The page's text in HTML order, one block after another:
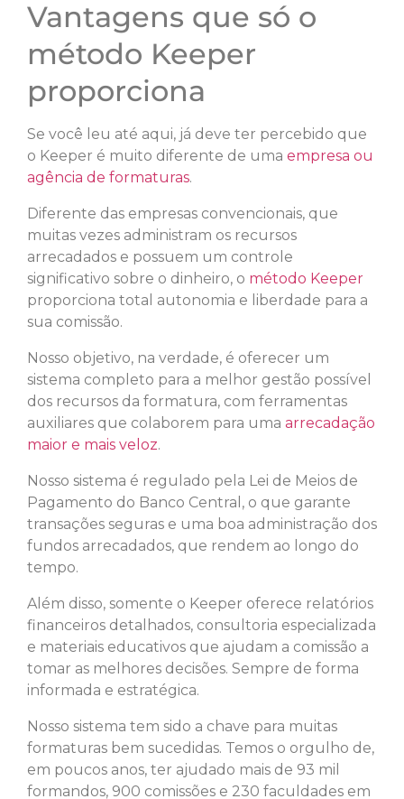
Vantagens que só o
método Keeper
proporciona
Se você leu até aqui, já deve ter percebido que
o Keeper é muito diferente de uma empresa ou
agência de formaturas.
Diferente das empresas convencionais, que
muitas vezes administram os recursos
arrecadados e possuem um controle
significativo sobre o dinheiro, o método Keeper
proporciona total autonomia e liberdade para a
sua comissão.
Nosso objetivo, na verdade, é oferecer um
sistema completo para a melhor gestão possível
dos recursos da formatura, com ferramentas
auxiliares que colaborem para uma arrecadação
maior e mais veloz.
Nosso sistema é regulado pela Lei de Meios de
Pagamento do Banco Central, o que garante
transações seguras e uma boa administração dos
fundos arrecadados, que rendem ao longo do
tempo.
Além disso, somente o Keeper oferece relatórios
financeiros detalhados, consultoria especializada
e materiais educativos que ajudam a comissão a
tomar as melhores decisões. Sempre de forma
informada e estratégica.
Nosso sistema tem sido a chave para muitas
formaturas bem sucedidas. Temos o orgulho de,
em poucos anos, ter ajudado mais de 93 mil
formandos, 900 comissões e 230 faculdades em